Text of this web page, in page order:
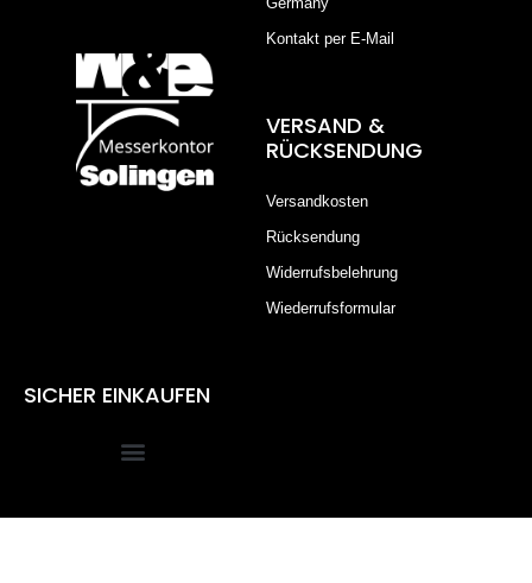
Kontakt per E-Mail
VERSAND &
RÜCKSENDUNG
Versandkosten
Rücksendung
Widerrufsbelehrung
Wiederrufsformular
SICHER EINKAUFEN